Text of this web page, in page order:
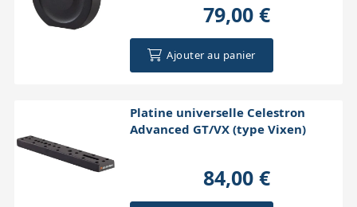
79,00 €
Ajouter au panier
Platine universelle Celestron
Advanced GT/VX (type Vixen)
84,00 €